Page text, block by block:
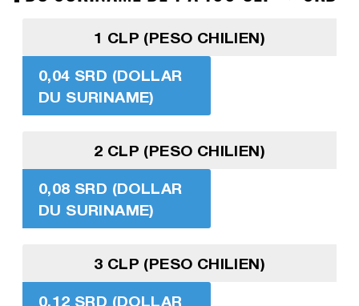
1 CLP (PESO CHILIEN)
0,04 SRD (DOLLAR
DU SURINAME)
2 CLP (PESO CHILIEN)
0,08 SRD (DOLLAR
DU SURINAME)
3 CLP (PESO CHILIEN)
0,12 SRD (DOLLAR